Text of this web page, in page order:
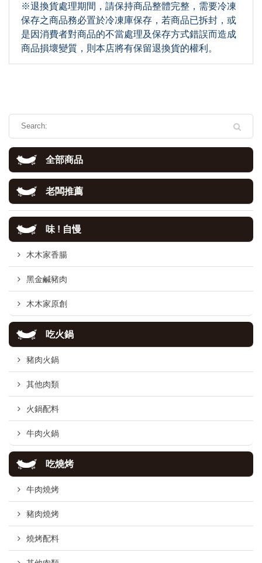
※退換貨處理期間，請保持商品整體完整，需要冷凍
保存之商品務必置於冷凍庫保存，若商品已拆封，或
是因消費者對商品的不當處理及保存方式錯誤而造成
商品損壞變質，則本店將有保留退換貨的權利。
全部商品
老闆推薦
味 ! 自慢
木木家香腸
黑金鹹豬肉
木木家原創
吃火鍋
豬肉火鍋
其他肉類
火鍋配料
牛肉火鍋
吃燒烤
牛肉燒烤
豬肉燒烤
燒烤配料